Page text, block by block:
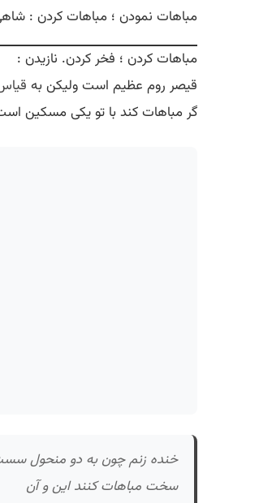
مباهات نمودن ؛ مباهات کردن :
مباهات کردن ؛ فخر کردن. نازیدن :
قیصر روم عظیم است ولیکن به
گر مباهات کند با تو یکی مسکین
خنده زنم چون به دو منحول
سخت مباهات کنند این و آن